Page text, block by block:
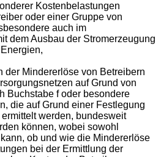
Kostenbelastungen
oder einer Gruppe von
auch im
dem Ausbau der Stromerzeugung
der Mindererlöse von Betreibern
auf Grund von
Buchstabe f oder besondere
die auf Grund einer Festlegung
werden, bundesweit
können, wobei sowohl
ob und wie die Mindererlöse
bei der Ermittlung der